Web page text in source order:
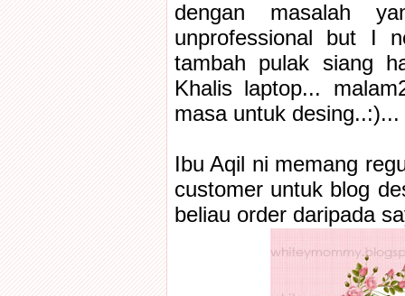
dengan masalah
unprofessional but I
tambah pulak siang
Khalis laptop...
masa untuk
Ibu Aqil ni memang
customer untuk blog
beliau order daripada